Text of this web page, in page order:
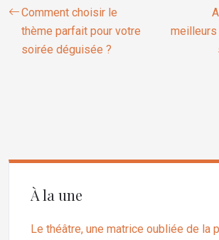
Comment choisir le
thème parfait pour votre
soirée déguisée ?
À la une
Le théâtre, une matrice oubliée de la